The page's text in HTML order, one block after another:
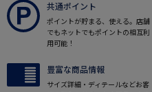
共通ポイント
ポイントが貯まる、使える。店舗
でもネットでもポイントの相互利
用可能！
豊富な商品情報
サイズ詳細・ディテールなどお客